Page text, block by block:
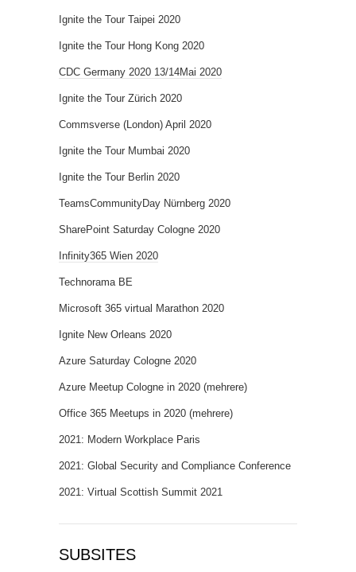
Ignite the Tour Taipei 2020
Ignite the Tour Hong Kong 2020
CDC Germany 2020 13/14Mai 2020
Ignite the Tour Zürich 2020
Commsverse (London) April 2020
Ignite the Tour Mumbai 2020
Ignite the Tour Berlin 2020
TeamsCommunityDay Nürnberg 2020
SharePoint Saturday Cologne 2020
Infinity365 Wien 2020
Technorama BE
Microsoft 365 virtual Marathon 2020
Ignite New Orleans 2020
Azure Saturday Cologne 2020
Azure Meetup Cologne in 2020 (mehrere)
Office 365 Meetups in 2020 (mehrere)
2021: Modern Workplace Paris
2021: Global Security and Compliance Conference
2021: Virtual Scottish Summit 2021
SUBSITES